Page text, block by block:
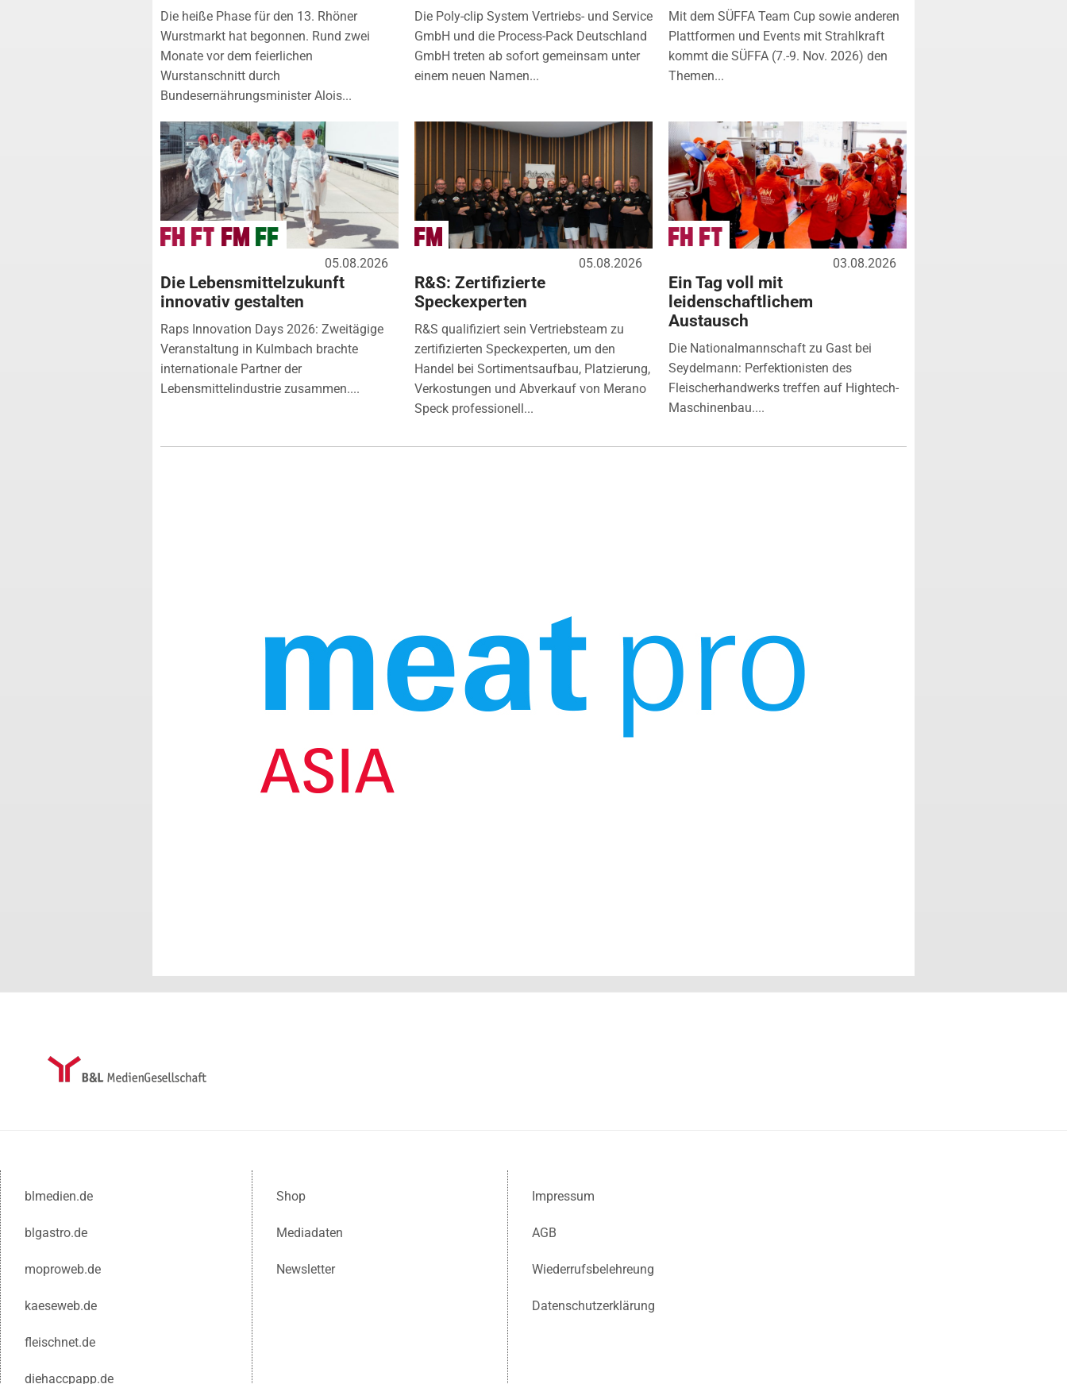
Die heiße Phase für den 13. Rhöner
Wurstmarkt hat begonnen. Rund zwei
Monate vor dem feierlichen
Wurstanschnitt durch
Bundesernährungsminister Alois...
Die Poly-clip System Vertriebs- und Service
GmbH und die Process-Pack Deutschland
GmbH treten ab sofort gemeinsam unter
einem neuen Namen...
Mit dem SÜFFA Team Cup sowie anderen
Plattformen und Events mit Strahlkraft
kommt die SÜFFA (7.-9. Nov. 2026) den
Themen...
05.08.2026
Die Lebensmittelzukunft
innovativ gestalten
Raps Innovation Days 2026: Zweitägige
Veranstaltung in Kulmbach brachte
internationale Partner der
Lebensmittelindustrie zusammen....
05.08.2026
R&S: Zertifizierte
Speckexperten
R&S qualifiziert sein Vertriebsteam zu
zertifizierten Speckexperten, um den
Handel bei Sortimentsaufbau, Platzierung,
Verkostungen und Abverkauf von Merano
Speck professionell...
03.08.2026
Ein Tag voll mit
leidenschaftlichem
Austausch
Die Nationalmannschaft zu Gast bei
Seydelmann: Perfektionisten des
Fleischerhandwerks treffen auf Hightech-
Maschinenbau....
blmedien.de
blgastro.de
moproweb.de
kaeseweb.de
fleischnet.de
diehaccpapp.de
Shop
Mediadaten
Newsletter
Impressum
AGB
Wiederrufsbelehreung
Datenschutzerklärung